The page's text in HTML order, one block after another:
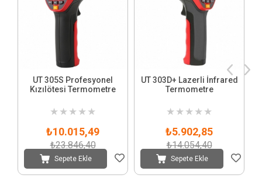
UT 305S Profesyonel
Kızılötesi Termometre
★ ★ ★ ★ ★
₺10.015,49
₺23.846,40
Sepete Ekle
UT 303D+ Lazerli İnfrared
Termometre
★ ★ ★ ★ ★
₺5.902,85
₺14.054,40
Sepete Ekle